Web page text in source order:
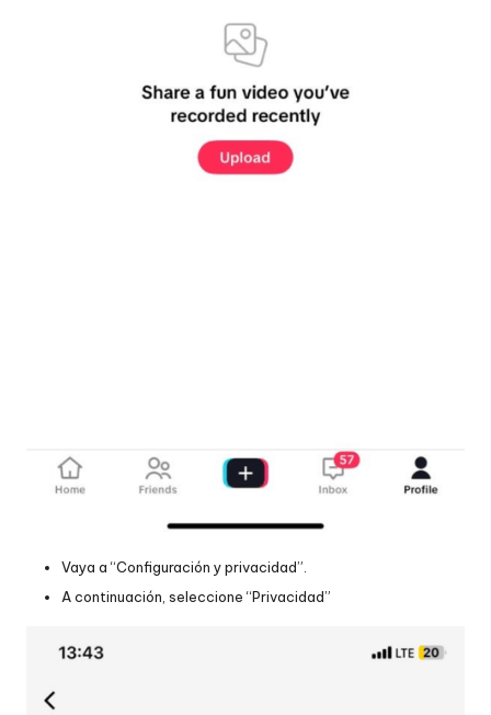
Vaya a “Configuración y privacidad”.
A continuación, seleccione “Privacidad”